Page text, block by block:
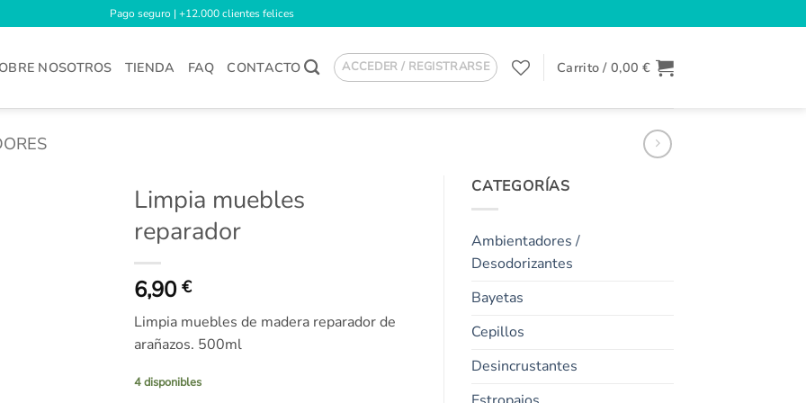
Pago seguro | +12.000 clientes felices
NOSOTROS TIENDA FAQ CONTACTO ACCEDER / REGISTRARSE Carrito / 0,00€
Limpia muebles
reparador
6,90 €
Limpia muebles de madera reparador de
arañazos. 500ml
4 disponibles
CATEGORÍAS
Ambientadores /
Desodorizantes
Bayetas
Cepillos
Desincrustantes